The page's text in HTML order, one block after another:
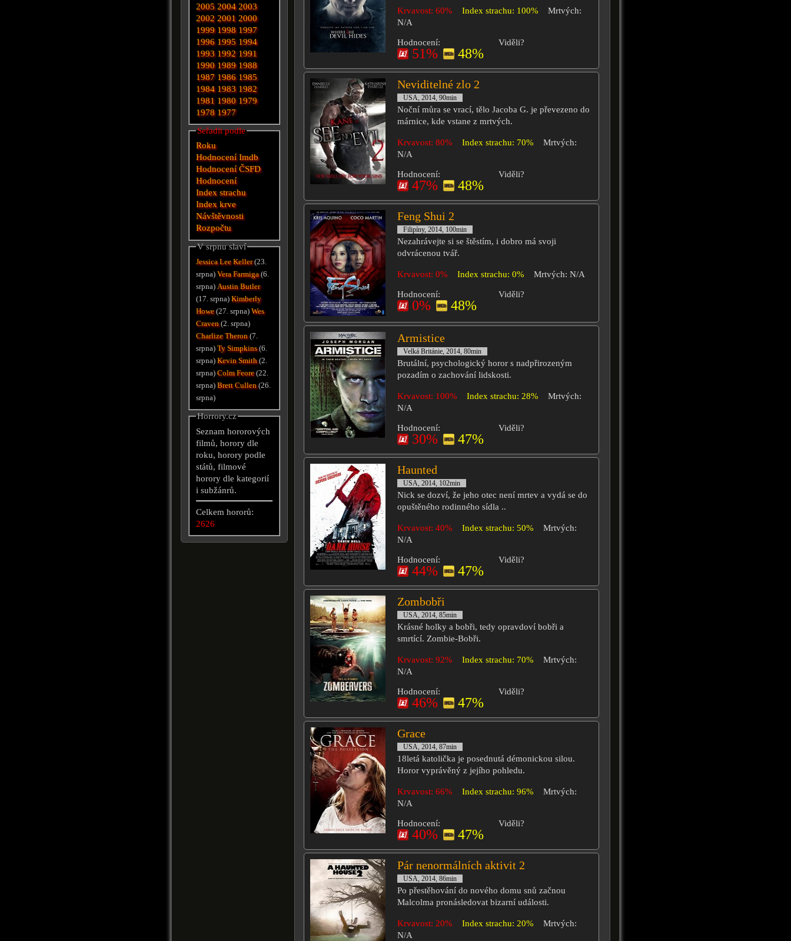
Krvavost: 60% Index strachu: 100%
Mrtvých:
N/A
Hodnocení:
51% 48%
Viděli?
Neviditelné zlo 2
USA, 2014, 90min
Noční můra se vrací, tělo Jacoba G. je převezeno do
márnice, kde vstane z mrtvých.
Krvavost: 80% Index strachu: 70%
Mrtvých:
N/A
Hodnocení:
47% 48%
Viděli?
Feng Shui 2
Filipíny, 2014, 100min
Nezahrávejte si se štěstím, i dobro má svoji
odvrácenou tvář.
Krvavost: 0% Index strachu: 0% Mrtvých: N/A
Hodnocení:
0% 48%
Viděli?
Armistice
Velká Británie, 2014, 80min
Brutální, psychologický horor s nadpřirozeným
pozadím o zachování lidskosti.
Krvavost: 100% Index strachu: 28%
Mrtvých:
N/A
Hodnocení:
30% 47%
Viděli?
Haunted
USA, 2014, 102min
Nick se dozví, že jeho otec není mrtev a vydá se do
opuštěného rodinného sídla ..
Krvavost: 40% Index strachu: 50%
Mrtvých:
N/A
Hodnocení:
44% 47%
Viděli?
Zombobři
USA, 2014, 85min
Krásné holky a bobři, tedy opravdoví bobři a
smrtící. Zombie-Bobři.
Krvavost: 92% Index strachu: 70%
Mrtvých:
N/A
Hodnocení:
46% 47%
Viděli?
Grace
USA, 2014, 87min
18letá katolička je posednutá démonickou silou.
Horor vyprávěný z jejího pohledu.
Krvavost: 66% Index strachu: 96%
Mrtvých:
N/A
Hodnocení:
40% 47%
Viděli?
Pár nenormálních aktivit 2
USA, 2014, 86min
Po přestěhování do nového domu snů začnou
Malcolma pronásledovat bizarní události.
Krvavost: 20% Index strachu: 20%
Mrtvých:
N/A
2005 2004 2003
2002 2001 2000
1999 1998 1997
1996 1995 1994
1993 1992 1991
1990 1989 1988
1987 1986 1985
1984 1983 1982
1981 1980 1979
1978 1977
Seřadit podle
Roku
Hodnocení Imdb
Hodnocení ČSFD
Hodnocení
Index strachu
Index krve
Návštěvnosti
Rozpočtu
V srpnu slaví
Jessica Lee Keller(23.
srpna)Vera Farmiga(6.
srpna)Austin Butler
(17. srpna)Kimberly
Howe(27. srpna)Wes
Craven(2. srpna)
Charlize Theron(7.
srpna)Ty Simpkins(6.
srpna)Kevin Smith(2.
srpna)Colm Feore(22.
srpna)Brett Cullen(26.
srpna)
Horrory.cz
Seznam hororových
filmů, horory dle
roku, horory podle
států, filmové
horory dle kategorií
i subžánrů.
Celkem hororů:
2626